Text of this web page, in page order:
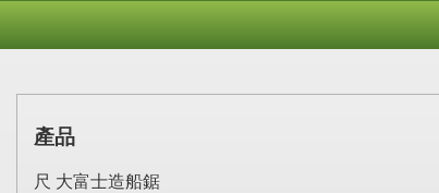
產品
尺 大富士造船鋸